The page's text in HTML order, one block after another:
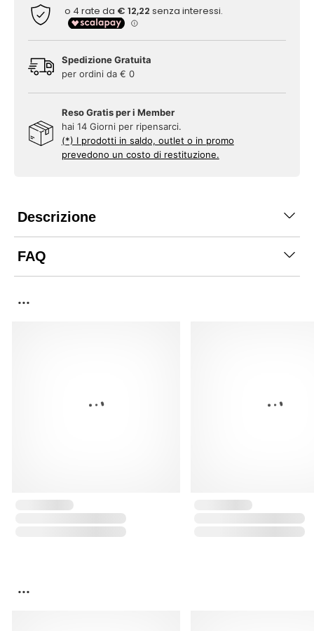
Spedizione Gratuita
per ordini da € 0
Reso Gratis per i Member
hai 14 Giorni per ripensarci.
(*) I prodotti in saldo, outlet o in promo
prevedono un costo di restituzione.
Descrizione
FAQ
...
...